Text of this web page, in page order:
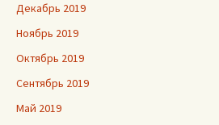
Декабрь 2019
Ноябрь 2019
Октябрь 2019
Сентябрь 2019
Май 2019